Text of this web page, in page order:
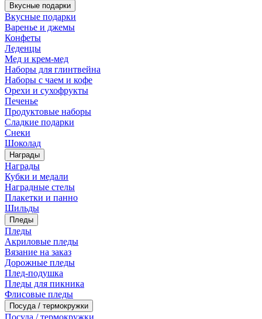
Вкусные подарки
Вкусные подарки
Варенье и джемы
Конфеты
Леденцы
Мед и крем-мед
Наборы для глинтвейна
Наборы с чаем и кофе
Орехи и сухофрукты
Печенье
Продуктовые наборы
Сладкие подарки
Снеки
Шоколад
Награды
Награды
Кубки и медали
Наградные стелы
Плакетки и панно
Шильды
Пледы
Пледы
Акриловые пледы
Вязание на заказ
Дорожные пледы
Плед-подушка
Пледы для пикника
Флисовые пледы
Посуда / термокружки
Посуда / термокружки